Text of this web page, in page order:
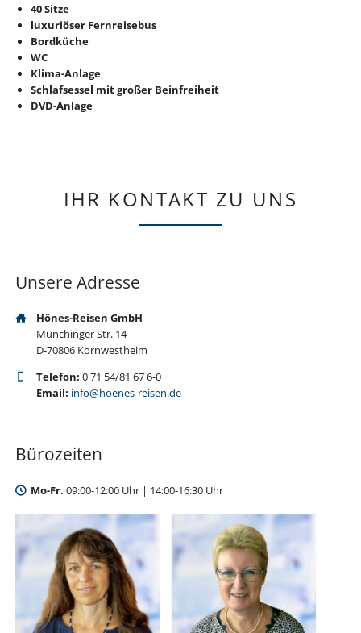
40 Sitze
luxuriöser Fernreisebus
Bordküche
WC
Klima-Anlage
Schlafsessel mit großer Beinfreiheit
DVD-Anlage
IHR KONTAKT ZU UNS
Unsere Adresse
Hönes-Reisen GmbH
Münchinger Str. 14
D-70806 Kornwestheim
Telefon: 0 71 54/81 67 6-0
Email: info@hoenes-reisen.de
Bürozeiten
Mo-Fr. 09:00-12:00 Uhr | 14:00-16:30 Uhr